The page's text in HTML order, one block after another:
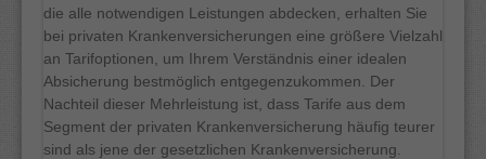
die alle notwendigen Leistungen abdecken, erhalten Sie
bei privaten Krankenversicherungen eine größere Vielzahl
an Tarifoptionen, um Ihrem Verständnis einer idealen
Absicherung bestmöglich entgegenzukommen. Der
Nachteil dieser Mehrleistung ist, dass Tarife aus dem
Segment der privaten Krankenversicherung häufig teurer
sind als jene der gesetzlichen Krankenversicherung.